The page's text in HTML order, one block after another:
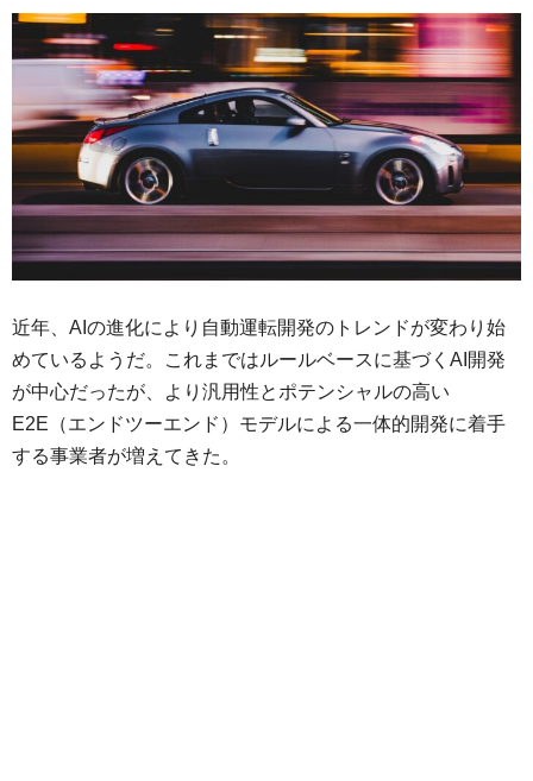
近年、AIの進化により自動運転開発のトレンドが変わり始
めているようだ。これまではルールベースに基づくAI開発
が中心だったが、より汎用性とポテンシャルの高い
E2E（エンドツーエンド）モデルによる一体的開発に着手
する事業者が増えてきた。